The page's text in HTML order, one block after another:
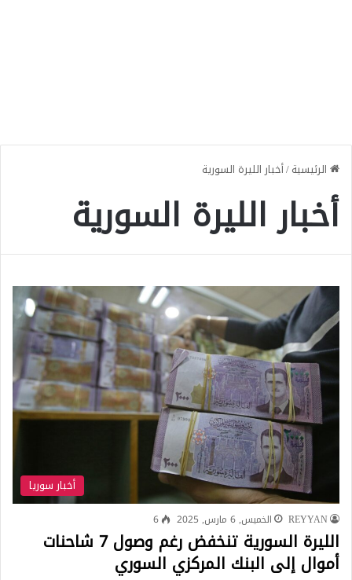
الرئيسية/أخبار الليرة السورية
أخبار الليرة السورية
أخبار سوريا
REYYAN الخميس, 6 مارس, 2025 6
الليرة السورية تنخفض رغم وصول 7 شاحنات
أموال إلى البنك المركزي السوري